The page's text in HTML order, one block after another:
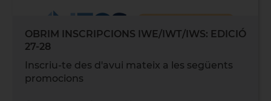
OBRIM INSCRIPCIONS IWE/IWT/IWS: EDICIÓ
27-28
Inscriu-te des d'avui mateix a les següents
promocions